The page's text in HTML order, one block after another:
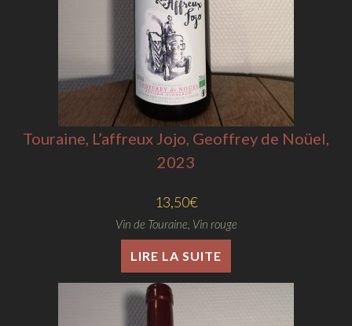
Touraine, L’affreux Jojo, Geoffrey de Noüel,
2023
13,50€
Vin de Touraine, Vin rouge
LIRE LA SUITE